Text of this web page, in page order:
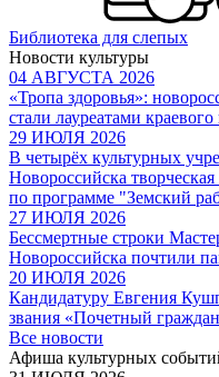
Библиотека для слепых
Новости культуры
04 АВГУСТА 2026
«Тропа здоровья»:
стали лауреатами краевого
29 ИЮЛЯ 2026
В четырёх культурных
Новороссийска
по программе "Земский
27 ИЮЛЯ 2026
Бессмертные строки
Новороссийска почтили
20 ИЮЛЯ 2026
Кандидатуру Евгения
звания «Почетный
Все новости
Афиша культурных